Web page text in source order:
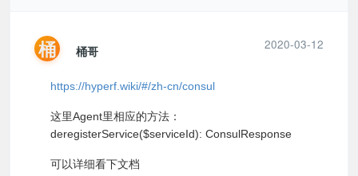
2020-03-12
桶 桶哥
https://hyperf.wiki/#/zh-cn/consul
这里Agent里相应的方法：
deregisterService($serviceId): ConsulResponse
可以详细看下文档